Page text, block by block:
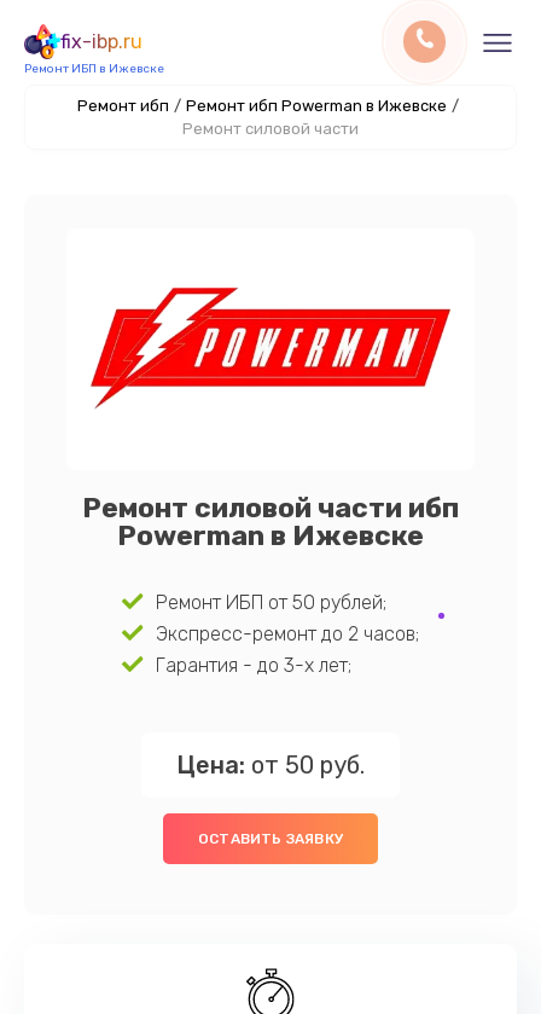
fix-ibp.ru
Ремонт ИБП в Ижевске
Ремонт ибп / Ремонт ибп Powerman в Ижевске /
Ремонт силовой части
Ремонт силовой части ибп
Powerman в Ижевске
Ремонт ИБП от 50 рублей;
Экспресс-ремонт до 2 часов;
Гарантия - до 3-х лет;
Цена: от 50 руб.
ОСТАВИТЬ ЗАЯВКУ